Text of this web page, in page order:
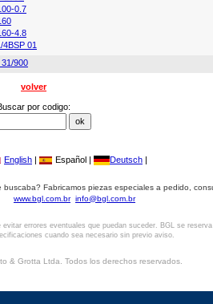
0.7
4.8
4BSP 01
31/900
volver
por codigo:
English | Español | Deutsch |
buscaba? Fabricamos piezas especiales a pedido,
www.bgl.com.br info@bgl.com.br
errores eventuales que puedan suceder. BGL se
cuando sea necesario sin previo aviso.
& Grotta Ltda. Todos los derechos reservados.